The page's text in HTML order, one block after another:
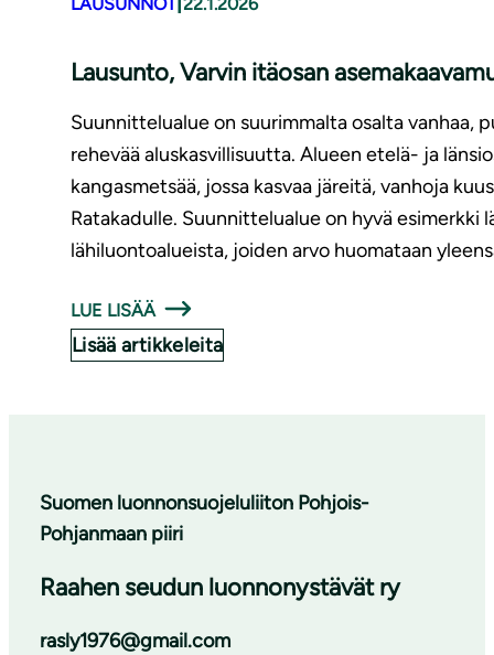
Lausunto, Varvin itäosan
Suunnittelualue on suurimmalta osalta vanhaa,
rehevää aluskasvillisuutta. Alueen etelä- ja
kangasmetsää, jossa kasvaa järeitä, vanhoja
Ratakadulle. Suunnittelualue on hyvä esimerkki
lähiluontoalueista, joiden arvo huomataan
LUE LISÄÄ
Lisää artikkeleita
Suomen luonnonsuojeluliiton Pohjois-
Pohjanmaan piiri
Raahen seudun luonnonystävät ry
rasly1976@gmail.com